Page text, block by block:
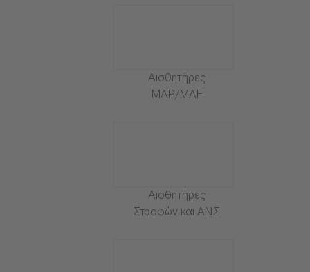
Αισθητήρες
MAP/MAF
Αισθητήρες
Στροφών και ΑΝΣ